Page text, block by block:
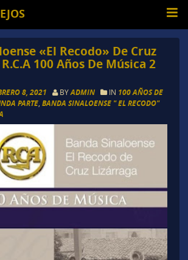
«El Recodo» De Cruz
100 Años De Música 2
8, 2021 BYADMIN IN 100 AÑOS DE
PARTE, BANDA SINALOENSE " EL RECODO"